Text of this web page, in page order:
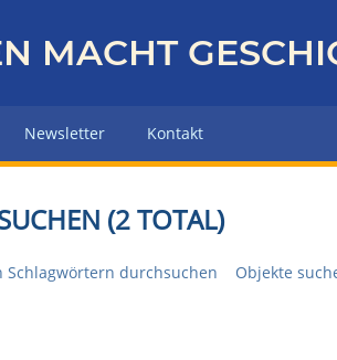
MACHT
Newsletter Kontakt
(2 TOTAL)
Schlagwörtern durchsuchen Objekte